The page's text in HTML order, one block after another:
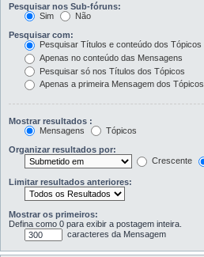
Pesquisar nos Sub-fóruns:
Sim
Não
Pesquisar com:
Pesquisar Títulos e conteúdo dos Tópicos
Apenas no conteúdo das Mensagens
Pesquisar só nos Títulos dos Tópicos
Apenas a primeira Mensagem dos Tópicos
Mostrar resultados :
Mensagens
Tópicos
Organizar resultados por:
Crescente
Limitar resultados anteriores:
Mostrar os primeiros:
Defina como 0 para exibir a postagem inteira.
caracteres da Mensagem